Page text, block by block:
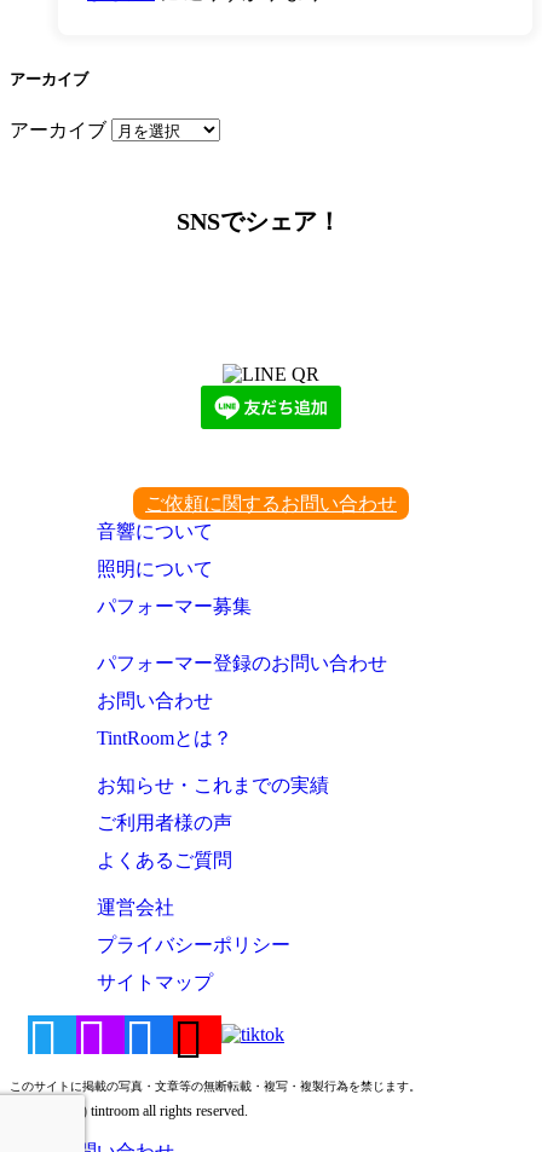
アーカイブ
アーカイブ
SNSでシェア！
ご依頼に関するお問い合わせ
音響について
照明について
パフォーマー募集
パフォーマー登録のお問い合わせ
お問い合わせ
TintRoomとは？
お知らせ・これまでの実績
ご利用者様の声
よくあるご質問
運営会社
プライバシーポリシー
サイトマップ
このサイトに掲載の写真・文章等の無断転載・複写・複製行為を禁じます。
Copyright (c) tintroom all rights reserved.